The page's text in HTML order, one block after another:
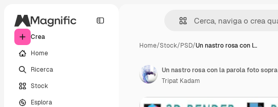
Crea
Home
Ricerca
Stock
Esplora
Home/Stock/PSD/Un nastro rosa con l…
Un nastro rosa con la parola foto sopra
Tripat Kadam